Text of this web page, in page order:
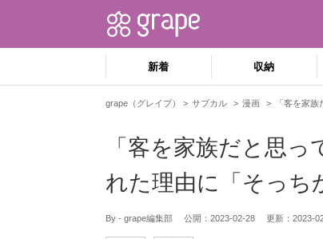
新着 収納
grape（グレイプ） サブカル 漫画 「客を家
「客を家族だと思
れた理由に「そっち
By - grape編集部 公開： 2023-02-28 更新： 2023-